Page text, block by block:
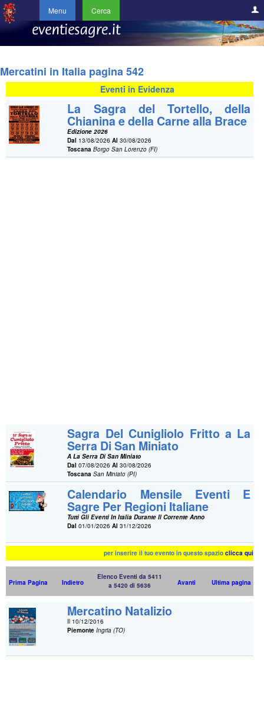
Menu Cerca
Mercatini in Italia pagina 542
Eventi in Evidenza
La Sagra del Tortello, della
Chianina e della Carne alla Brace
Edizione 2026
Dal 13/08/2026Al 30/08/2026
Toscana Borgo San Lorenzo (FI)
Sagra Del Cunigliolo Fritto a La
Serra Di San Miniato
A La Serra Di San Miniato
Dal 07/08/2026Al 30/08/2026
Toscana San Miniato (PI)
Calendario Mensile Eventi E
Sagre Per Regioni Italiane
Tutti Gli Eventi In Italia Durante Il Corrente Anno
Dal 01/01/2026Al 31/12/2026
per inserire il tuo evento in questo spazioclicca qui
Prima Pagina Indietro
Elenco Eventi da 5411
a 5420 di 5636
Avanti Ultima pagina
Mercatino Natalizio
Il 10/12/2016
Piemonte Ingria (TO)